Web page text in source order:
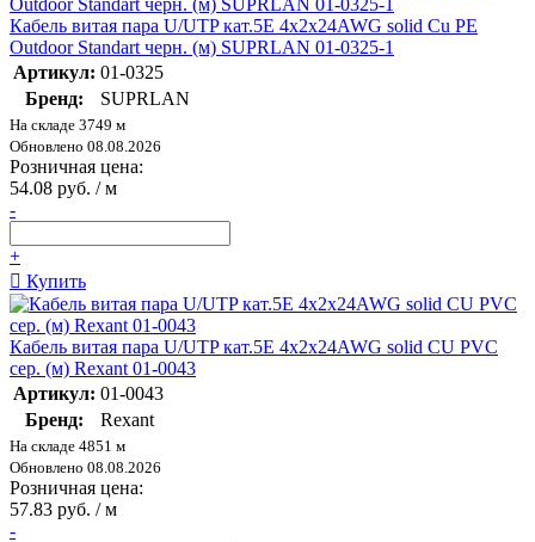
Кабель витая пара U/UTP кат.5E 4х2х24AWG solid Cu PE
Outdoor Standart черн. (м) SUPRLAN 01-0325-1
Артикул: 01-0325
Бренд:
SUPRLAN
На складе 3749 м
Обновлено 08.08.2026
Розничная цена:
54.08 руб. / м
-
+
Купить
Кабель витая пара U/UTP кат.5E 4х2х24AWG solid CU PVC
сер. (м) Rexant 01-0043
Артикул: 01-0043
Бренд:
Rexant
На складе 4851 м
Обновлено 08.08.2026
Розничная цена:
57.83 руб. / м
-